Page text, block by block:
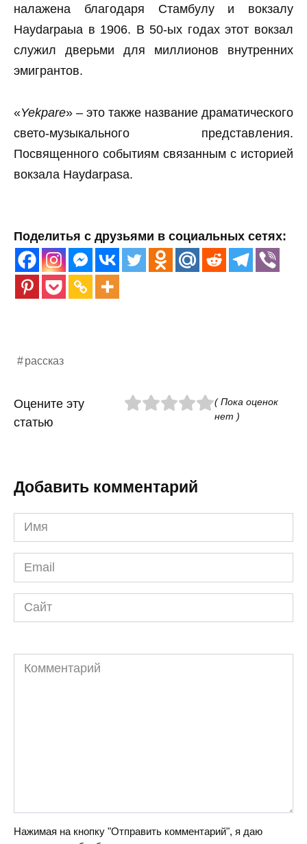
налажена благодаря Стамбулу и вокзалу
Haydarpaыa в 1906. В 50-ых годах этот вокзал
служил дверьми для миллионов внутренних
эмигрантов.
«Yekpare» – это также название драматического
свето-музыкального представления.
Посвященного событиям связанным с историей
вокзала Haydarpasa.
Поделитья с друзьями в социальных сетях:
рассказ
Оцените эту
статью
( Пока оценок
нет )
Добавить комментарий
Имя
*
Email
*
Сайт
Комментарий
Нажимая на кнопку "Отправить комментарий", я даю